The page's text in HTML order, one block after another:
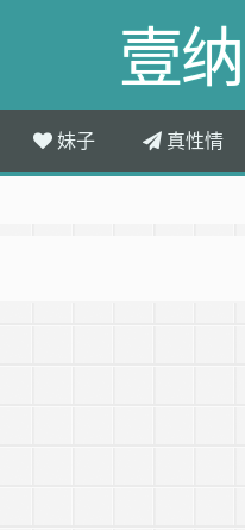
壹
妹子 真性情